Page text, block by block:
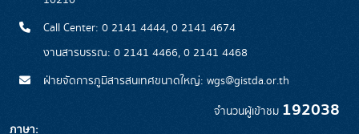
Call Center: 0 2141 4444, 0 2141 4674
งานสารบรรณ: 0 2141 4466, 0 2141 4468
ฝ่ายจัดการภูมิสารสนเทศขนาดใหญ่: wgs@gistda.or.th
จำนวนผู้เข้าชม 192038
ภาษา